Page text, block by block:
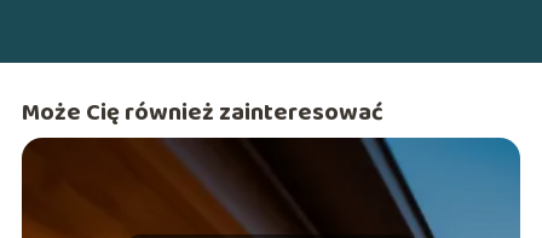
Może Cię również zainteresować